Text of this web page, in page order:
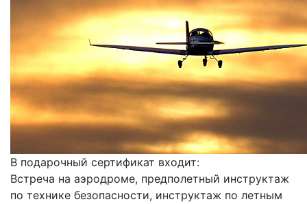
В подарочный сертификат входит:
Встреча на аэродроме, предполетный инструктаж
по технике безопасности, инструктаж по летным